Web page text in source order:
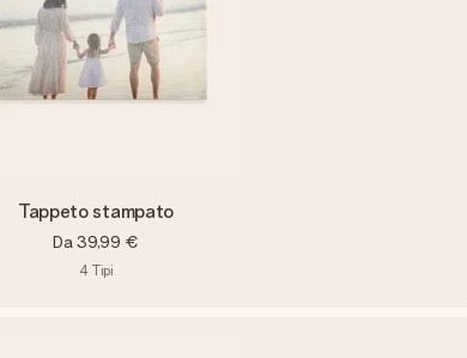
Tappeto stampato
Da 39,99 €
4 Tipi